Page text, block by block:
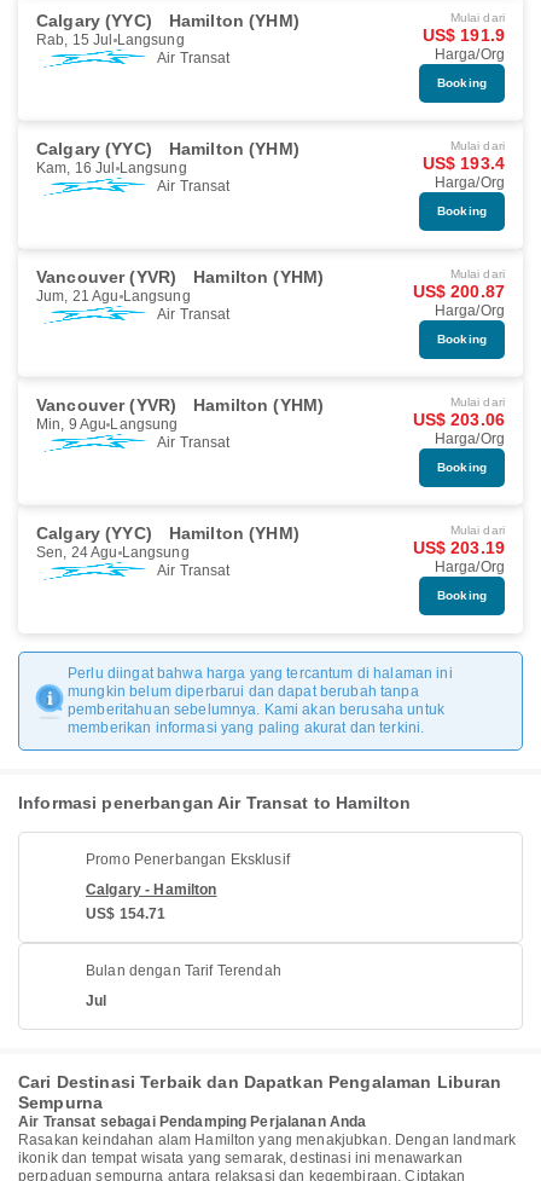
Calgary (YYC) Hamilton (YHM)
Rab, 15 Jul Langsung
Air Transat
Mulai dari
US$ 191.9
Harga/Org
Booking
Calgary (YYC) Hamilton (YHM)
Kam, 16 Jul Langsung
Air Transat
Mulai dari
US$ 193.4
Harga/Org
Booking
Vancouver (YVR) Hamilton (YHM)
Jum, 21 Agu Langsung
Air Transat
Mulai dari
US$ 200.87
Harga/Org
Booking
Vancouver (YVR) Hamilton (YHM)
Min, 9 Agu Langsung
Air Transat
Mulai dari
US$ 203.06
Harga/Org
Booking
Calgary (YYC) Hamilton (YHM)
Sen, 24 Agu Langsung
Air Transat
Mulai dari
US$ 203.19
Harga/Org
Booking
Perlu diingat bahwa harga yang tercantum di halaman ini
mungkin belum diperbarui dan dapat berubah tanpa
pemberitahuan sebelumnya. Kami akan berusaha untuk
memberikan informasi yang paling akurat dan terkini.
Informasi penerbangan Air Transat to Hamilton
Promo Penerbangan Eksklusif
Calgary - Hamilton
US$ 154.71
Bulan dengan Tarif Terendah
Jul
Cari Destinasi Terbaik dan Dapatkan Pengalaman Liburan
Sempurna
Air Transat sebagai Pendamping Perjalanan Anda
Rasakan keindahan alam Hamilton yang menakjubkan. Dengan landmark
ikonik dan tempat wisata yang semarak, destinasi ini menawarkan
perpaduan sempurna antara relaksasi dan kegembiraan. Ciptakan